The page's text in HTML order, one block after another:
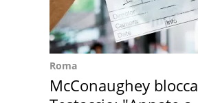
Roma
McConaughey blocca